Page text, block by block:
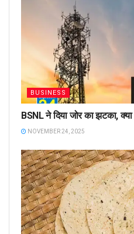
BUSINESS
BSNL ने दिया जोर का झटका,
NOVEMBER 24, 2025